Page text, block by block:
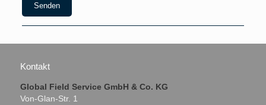
Kontakt
Global Field Service GmbH & Co. KG
Von-Glan-Str. 1